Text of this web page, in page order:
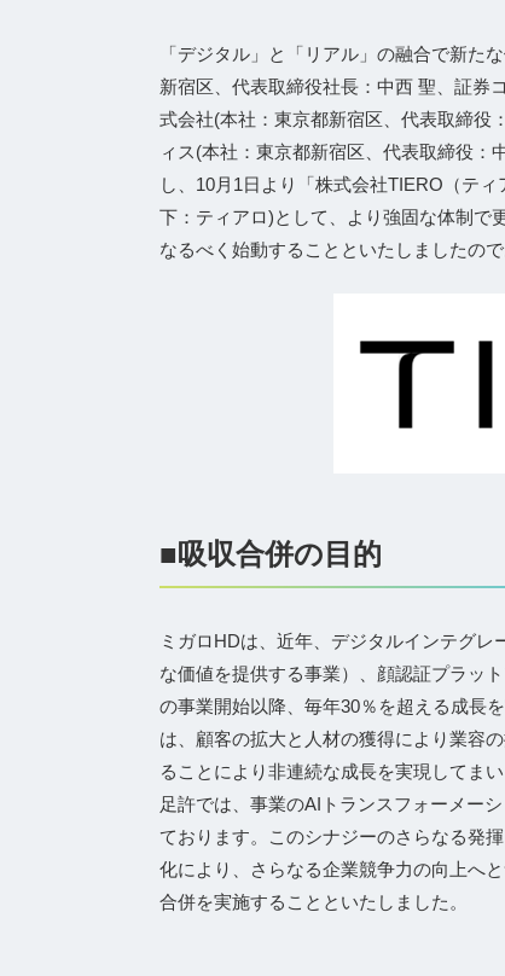
「デジタル」と「リアル」の融合で新た
新宿区、代表取締役社⻑：中⻄ 聖、証券
式会社(本社：東京都新宿区、代表取締役
ィス(本社：東京都新宿区、代表取締役：
し、10月1日より「株式会社TIERO（テ
下：ティアロ)として、より強固な体制で
なるべく始動することといたしましたので
■吸収合併の目的
ミガロHDは、近年、デジタルインテグ
な価値を提供する事業）、顔認証プラッ
の事業開始以降、毎年30％を超える成長
は、顧客の拡大と人材の獲得により業容
ることにより非連続な成長を実現してまい
足許では、事業のAIトランスフォーメー
ております。このシナジーのさらなる発
化により、さらなる企業競争力の向上へ
合併を実施することといたしました。